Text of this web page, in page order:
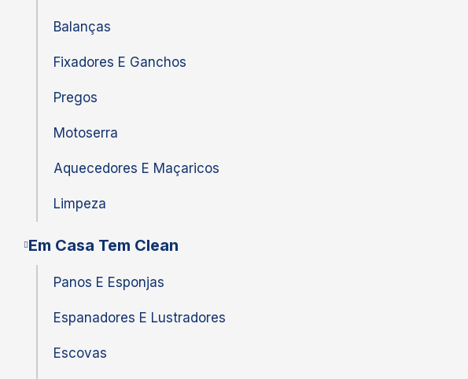
Balanças
Fixadores E Ganchos
Pregos
Motoserra
Aquecedores E Maçaricos
Limpeza
Em Casa Tem Clean
Panos E Esponjas
Espanadores E Lustradores
Escovas